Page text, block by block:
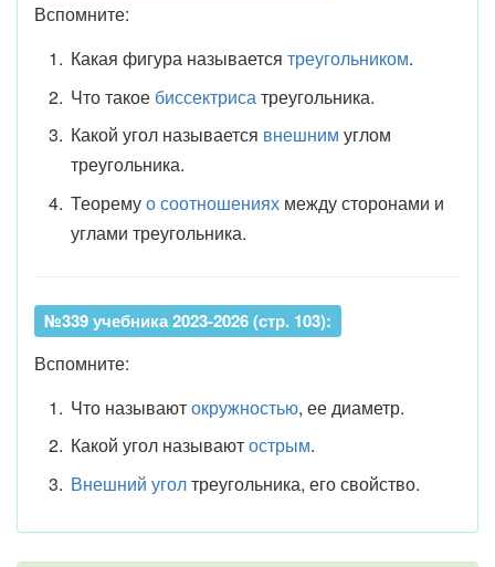
Вспомните:
Какая фигура называется треугольником.
Что такое биссектриса треугольника.
Какой угол называется внешним углом
треугольника.
Теоремуо соотношенияхмежду сторонами и
углами треугольника.
№339 учебника 2023-2026 (стр. 103):
Вспомните:
Что называютокружностью, ее диаметр.
Какой угол называютострым.
Внешний уголтреугольника, его свойство.